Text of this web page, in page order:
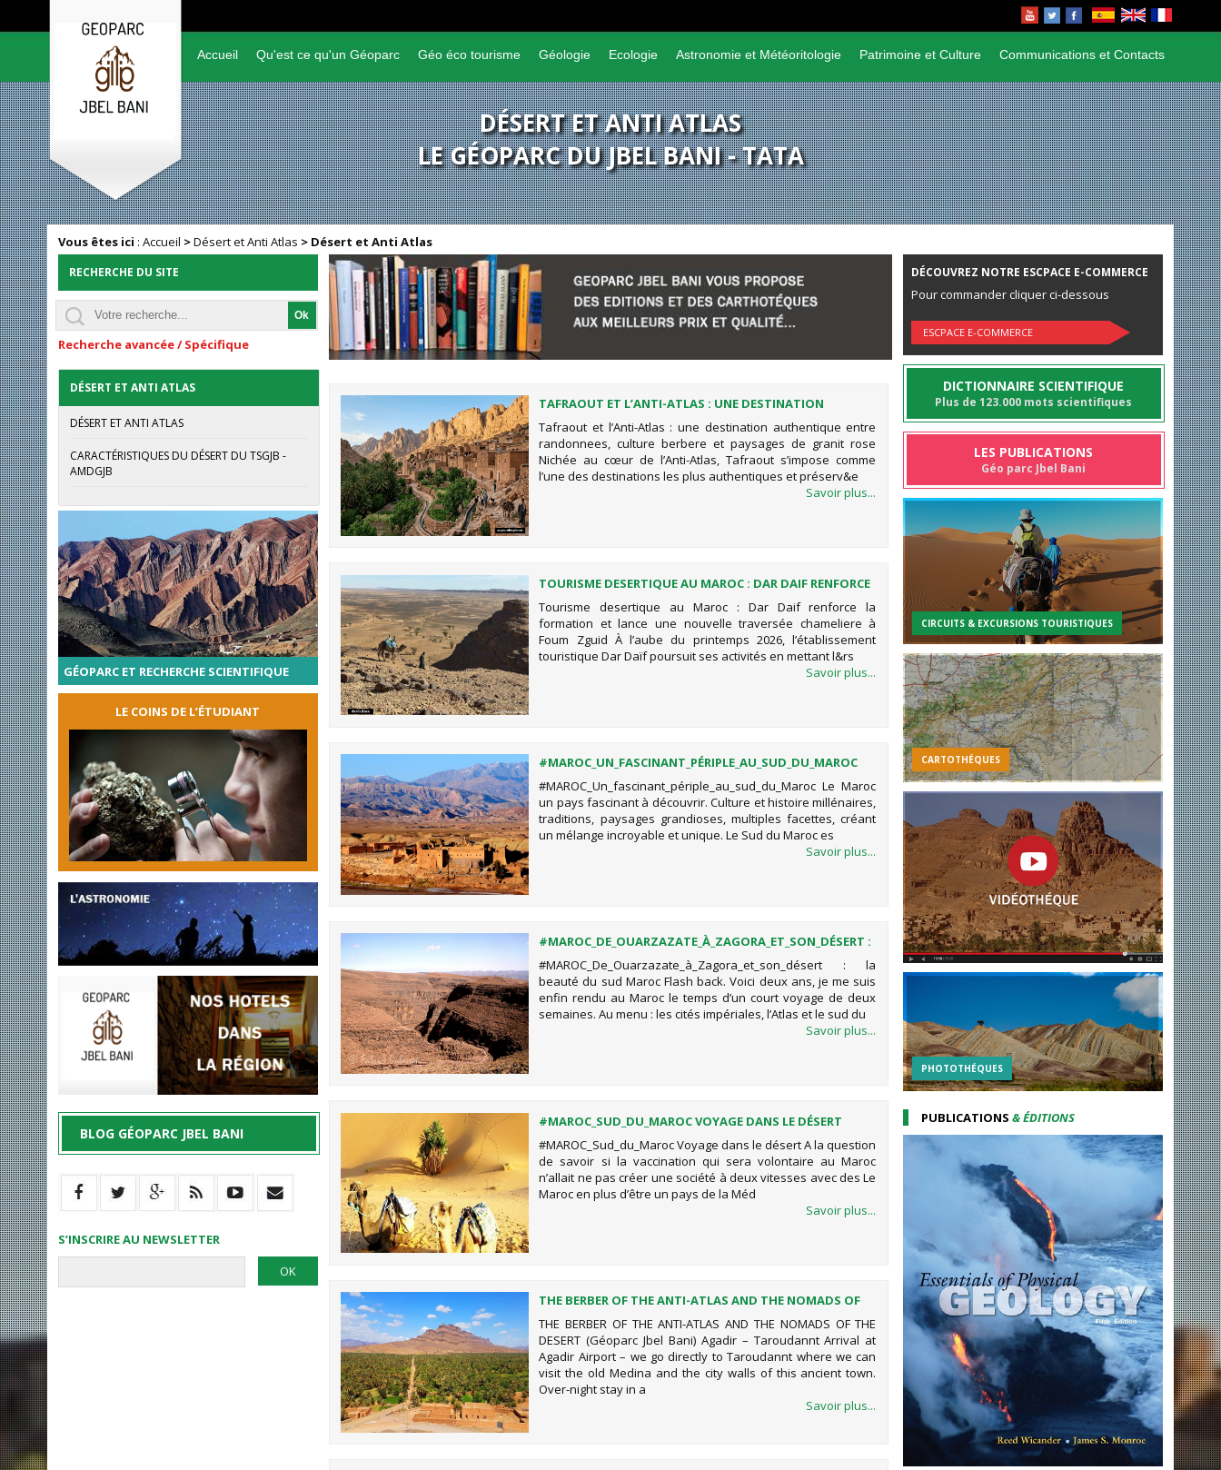
Accueil Qu'est ce qu'un Géoparc Géo éco tourisme Géologie Ecologie Astronomie et Météoritologie Patrimoine et Culture Communications et Contacts
DÉSERT ET ANTI ATLAS
LE GÉOPARC DU JBEL BANI - TATA
Vous êtes ici :Accueil >Désert et Anti Atlas > Désert et Anti Atlas
TAFRAOUT ET L’ANTI-ATLAS : UNE DESTINATION
AUTHENTIQUE ENTRE RANDONNEES, CULTURE BERBERE
ET PAYSAGES DE GRANIT ROSE
Tafraout et l’Anti-Atlas : une destination authentique entre
randonnees, culture berbere et paysages de granit rose
Nichée au cœur de l’Anti-Atlas, Tafraout s’impose comme
l’une des destinations les plus authentiques et préserv&e
Savoir plus...
TOURISME DESERTIQUE AU MAROC : DAR DAIF RENFORCE
LA FORMATION ET LANCE UNE NOUVELLE TRAVERSÉE
CHAMELIERE À FOUM ZGUID
Tourisme desertique au Maroc : Dar Daif renforce la
formation et lance une nouvelle traversée chameliere à
Foum Zguid À l’aube du printemps 2026, l’établissement
touristique Dar Daïf poursuit ses activités en mettant l&rs
Savoir plus...
#MAROC_UN_FASCINANT_PÉRIPLE_AU_SUD_DU_MAROC
#MAROC_Un_fascinant_périple_au_sud_du_Maroc Le Maroc
un pays fascinant à découvrir. Culture et histoire millénaires,
traditions, paysages grandioses, multiples facettes, créant
un mélange incroyable et unique. Le Sud du Maroc es
Savoir plus...
#MAROC_DE_OUARZAZATE_À_ZAGORA_ET_SON_DÉSERT :
LA BEAUTÉ DU SUD MAROC
#MAROC_De_Ouarzazate_à_Zagora_et_son_désert : la
beauté du sud Maroc Flash back. Voici deux ans, je me suis
enfin rendu au Maroc le temps d’un court voyage de deux
semaines. Au menu : les cités impériales, l’Atlas et le sud du
Savoir plus...
#MAROC_SUD_DU_MAROC VOYAGE DANS LE DÉSERT
#MAROC_Sud_du_Maroc Voyage dans le désert A la question
de savoir si la vaccination qui sera volontaire au Maroc
n’allait ne pas créer une société à deux vitesses avec des Le
Maroc en plus d’être un pays de la Méd
Savoir plus...
THE BERBER OF THE ANTI-ATLAS AND THE NOMADS OF
THE DESERT (GÉOPARC JBEL BANI)
THE BERBER OF THE ANTI-ATLAS AND THE NOMADS OF THE
DESERT (Géoparc Jbel Bani) Agadir – Taroudannt Arrival at
Agadir Airport – we go directly to Taroudannt where we can
visit the old Medina and the city walls of this ancient town.
Over-night stay in a
Savoir plus...
RECHERCHE DU SITE
Recherche avancée / Spécifique
DÉSERT ET ANTI ATLAS
DÉSERT ET ANTI ATLAS
CARACTÉRISTIQUES DU DÉSERT DU TSGJB -
AMDGJB
GÉOPARC ET RECHERCHE SCIENTIFIQUE
LE COINS DE L’ÉTUDIANT
BLOG GÉOPARC JBEL BANI
S’INSCRIRE AU NEWSLETTER
DÉCOUVREZ NOTRE ESCPACE E-COMMERCE
Pour commander cliquer ci-dessous
ESCPACE E-COMMERCE
DICTIONNAIRE SCIENTIFIQUE
Plus de 123.000 mots scientifiques
LES PUBLICATIONS
Géo parc Jbel Bani
CIRCUITS & EXCURSIONS TOURISTIQUES
CARTOTHÉQUES
PHOTOTHÉQUES
PUBLICATIONS& ÉDITIONS